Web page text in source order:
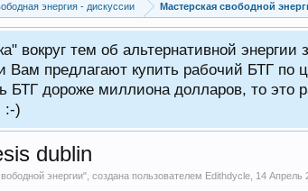
энергия - дискуссии Мастерская свободной
вокруг тем об альтернативной
Вам предлагают купить рабочий БТГ
БТГ дороже миллиона долларов, то это
:-)
dublin
энергии", создана пользователем Edithdycle 14 Апрель